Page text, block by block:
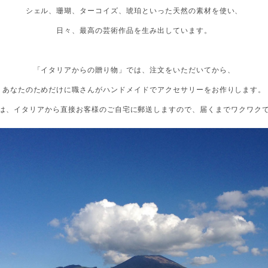
シェル、珊瑚、ターコイズ、琥珀といった天然の素材を使い、
日々、最高の芸術作品を生み出しています。
「イタリアからの贈り物」では、注文をいただいてから、
あなたのためだけに職さんがハンドメイドでアクセサリーをお作りします。
、イタリアから直接お客様のご自宅に郵送しますので、届くまでワクワク